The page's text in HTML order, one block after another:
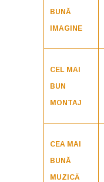
BUNĂ
IMAGINE
CEL MAI
BUN
MONTAJ
CEA MAI
BUNĂ
MUZICĂ